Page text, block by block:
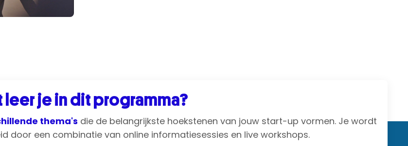
leer je in dit programma?
thema's die de belangrijkste hoekstenen van jouw start-up vormen. Je wordt
door een combinatie van online informatiesessies en live workshops.